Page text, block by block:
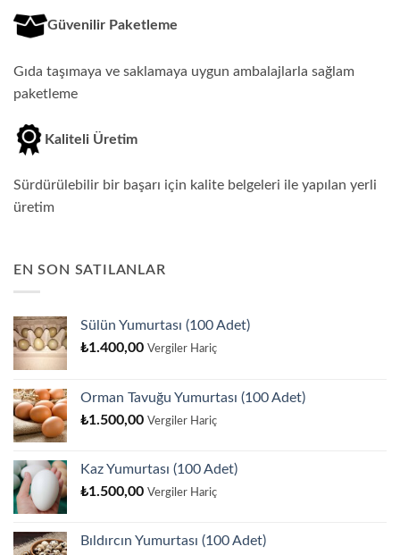
Güvenilir Paketleme
Gıda taşımaya ve saklamaya uygun ambalajlarla sağlam
paketleme
Kaliteli Üretim
Sürdürülebilir bir başarı için kalite belgeleri ile yapılan yerli
üretim
EN SON SATILANLAR
Sülün Yumurtası (100 Adet)
₺1.400,00 Vergiler Hariç
Orman Tavuğu Yumurtası (100 Adet)
₺1.500,00 Vergiler Hariç
Kaz Yumurtası (100 Adet)
₺1.500,00 Vergiler Hariç
Bıldırcın Yumurtası (100 Adet)